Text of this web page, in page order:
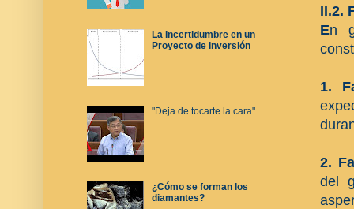
II.2.
En
1.
2.
del
La Incertidumbre en un
Proyecto de Inversión
"Deja de tocarte la cara"
¿Cómo se forman los
diamantes?